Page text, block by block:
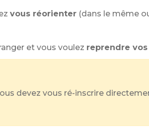
vous réorienter (dans le même
et vous voulez reprendre
devez vous ré-inscrire